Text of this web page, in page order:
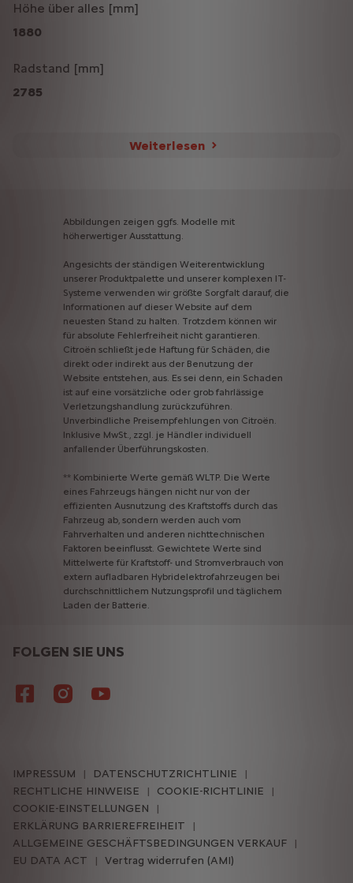
Höhe über alles [mm]
1880
Radstand [mm]
2785
Weiterlesen
Abbildungen zeigen ggfs. Modelle mit
höherwertiger Ausstattung.
Angesichts der ständigen Weiterentwicklung
unserer Produktpalette und unserer komplexen IT-
Systeme verwenden wir größte Sorgfalt darauf, die
Informationen auf dieser Website auf dem
neuesten Stand zu halten. Trotzdem können wir
für absolute Fehlerfreiheit nicht garantieren.
Citroën schließt jede Haftung für Schäden, die
direkt oder indirekt aus der Benutzung der
Website entstehen, aus. Es sei denn, ein Schaden
ist auf eine vorsätzliche oder grob fahrlässige
Verletzungshandlung zurückzuführen.
Unverbindliche Preisempfehlungen von Citroën.
Inklusive MwSt., zzgl. je Händler individuell
anfallender Überführungskosten.
** Kombinierte Werte gemäß WLTP. Die Werte
eines Fahrzeugs hängen nicht nur von der
effizienten Ausnutzung des Kraftstoffs durch das
Fahrzeug ab, sondern werden auch vom
Fahrverhalten und anderen nichttechnischen
Faktoren beeinflusst. Gewichtete Werte sind
Mittelwerte für Kraftstoff- und Stromverbrauch von
extern aufladbaren Hybridelektrofahrzeugen bei
durchschnittlichem Nutzungsprofil und täglichem
Laden der Batterie.
FOLGEN SIE UNS
IMPRESSUM
DATENSCHUTZRICHTLINIE
RECHTLICHE HINWEISE
COOKIE-RICHTLINIE
COOKIE-EINSTELLUNGEN
ERKLÄRUNG BARRIEREFREIHEIT
ALLGEMEINE GESCHÄFTSBEDINGUNGEN VERKAUF
EU DATA ACT
Vertrag widerrufen (AMI)